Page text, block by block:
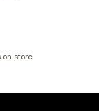
store